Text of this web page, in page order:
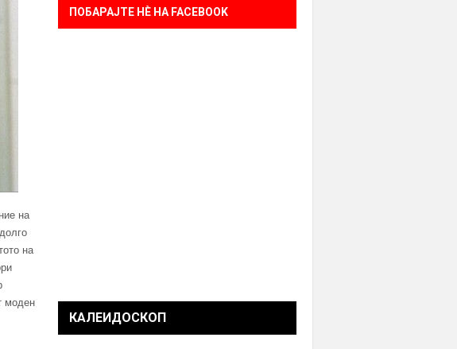
на
на
моден
ПОБАРАЈТЕ НÈ НА FACEBOOK
КАЛЕИДОСКОП